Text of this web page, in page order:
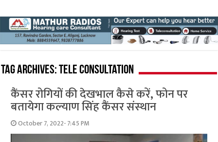
Tag Archives:tele consultation
कैंसर रोगियों की देखभाल कैसे करें, फोन पर
बतायेगा कल्‍याण सिंह कैंसर संस्‍थान
October 7, 2022- 7:45 PM